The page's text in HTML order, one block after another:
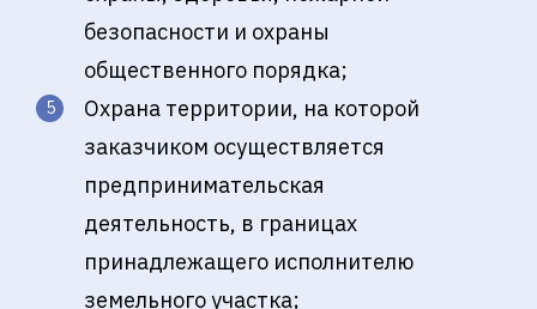
безопасности и охраны
общественного порядка;
Охрана территории, на которой
заказчиком осуществляется
предпринимательская
деятельность, в границах
принадлежащего исполнителю
земельного участка;